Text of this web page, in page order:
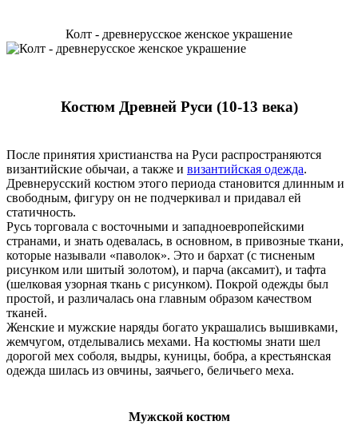
Колт - древнерусское женское украшение
Костюм Древней Руси (10-13 века)
После принятия христианства на Руси распространяются
византийские обычаи, а также и византийская одежда.
Древнерусский костюм этого периода становится длинным и
свободным, фигуру он не подчеркивал и придавал ей
статичность.
Русь торговала с восточными и западноевропейскими
странами, и знать одевалась, в основном, в привозные ткани,
которые называли «паволок». Это и бархат (с тисненым
рисунком или шитый золотом), и парча (аксамит), и тафта
(шелковая узорная ткань с рисунком). Покрой одежды был
простой, и различалась она главным образом качеством
тканей.
Женские и мужские наряды богато украшались вышивками,
жемчугом, отделывались мехами. На костюмы знати шел
дорогой мех соболя, выдры, куницы, бобра, а крестьянская
одежда шилась из овчины, заячьего, беличьего меха.
Мужской костюм